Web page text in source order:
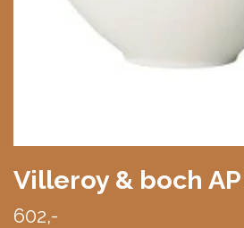
Villeroy & boch
602,-